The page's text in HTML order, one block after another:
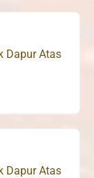
Dapur Atas
Dapur Atas